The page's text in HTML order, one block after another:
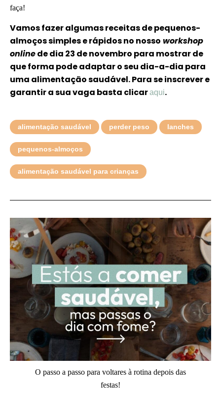
faça!
Vamos fazer algumas receitas de pequenos-
almoços simples e rápidos no nosso workshop
onlinede dia 23 de novembro para mostrar de
que forma pode adaptar o seu dia-a-dia para
uma alimentação saudável. Para se inscrever e
garantir a sua vaga basta clicaraqui.
alimentação saudável perder peso lanches
pequenos-almoços
alimentação saudável para crianças
O passo a passo para voltares à rotina depois das
festas!